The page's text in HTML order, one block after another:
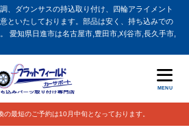
、ダウンサスの持込取り付け、四輪アライメント
といたしております。部品は安く、持ち込みでの
愛知県日進市は名古屋市,豊田市,刈谷市,長久手市,
MENU
の最短のご予約は10月中旬となっております。